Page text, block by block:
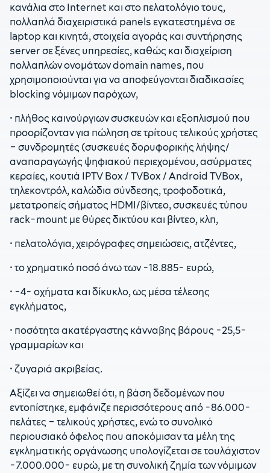
κανάλια στο Internet και στο πελατολόγιο τους,
πολλαπλά διαχειριστικά panels εγκατεστημένα σε
laptop και κινητά, στοιχεία αγοράς και συντήρησης
server σε ξένες υπηρεσίες, καθώς και διαχείριση
πολλαπλών ονομάτων domain names, που
χρησιμοποιούνται για να αποφεύγονται διαδικασίες
blocking νόμιμων παρόχων,
• πλήθος καινούργιων συσκευών και εξοπλισμού που
προορίζονταν για πώληση σε τρίτους τελικούς χρήστες
– συνδρομητές (συσκευές δορυφορικής λήψης/
αναπαραγωγής ψηφιακού περιεχομένου, ασύρματες
κεραίες, κουτιά IPTV Βox / TVBox / Android TVBox,
τηλεκοντρόλ, καλώδια σύνδεσης, τροφοδοτικά,
μετατροπείς σήματος HDMI/βίντεο, συσκευές τύπου
rack-mount με θύρες δικτύου και βίντεο, κλπ,
• πελατολόγια, χειρόγραφες σημειώσεις, ατζέντες,
• το χρηματικό ποσό άνω των -18.885- ευρώ,
• -4- οχήματα και δίκυκλο, ως μέσα τέλεσης
εγκλήματος,
• ποσότητα ακατέργαστης κάνναβης βάρους -25,5-
γραμμαρίων και
• ζυγαριά ακριβείας.
Αξίζει να σημειωθεί ότι, η βάση δεδομένων που
εντοπίστηκε, εμφάνιζε περισσότερους από -86.000-
πελάτες – τελικούς χρήστες, ενώ το συνολικό
περιουσιακό όφελος που αποκόμισαν τα μέλη της
εγκληματικής οργάνωσης υπολογίζεται σε τουλάχιστον
-7.000.000- ευρώ, με τη συνολική ζημία των νόμιμων